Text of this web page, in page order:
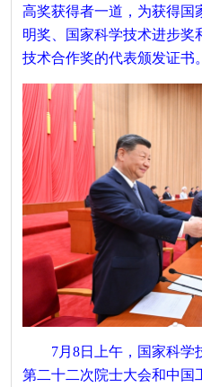
高奖获得者一道，为获得国
明奖、国家科学技术进步奖
技术合作奖的代表颁发证书
7月8日上午，国家科学
第二十二次院士大会和中国